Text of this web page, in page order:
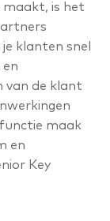
is het
klanten snel
en
van de klant
maak
en
Key